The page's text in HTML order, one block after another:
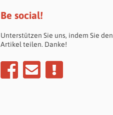
Be social!
Unterstützen Sie uns, indem Sie den
Artikel teilen. Danke!